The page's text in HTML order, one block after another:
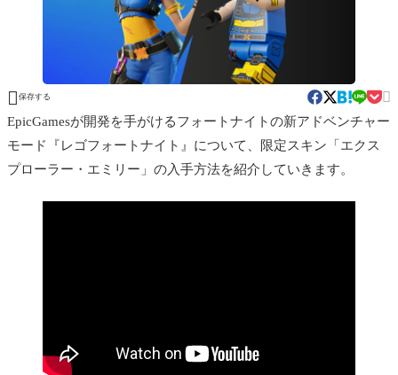
 保存する 
EpicGamesが開発を手がけるフォートナイトの新アドベンチャー
モード『レゴフォートナイト』について、限定スキン「エクス
プローラー・エミリー」の入手方法を紹介していきます。